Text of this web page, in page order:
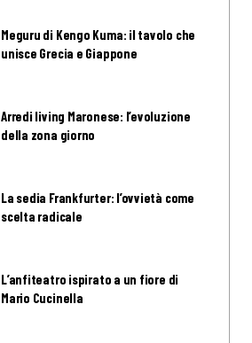
Meguru di Kengo Kuma: il tavolo che
unisce Grecia e Giappone
Arredi living Maronese: l’evoluzione
della zona giorno
La sedia Frankfurter: l’ovvietà come
scelta radicale
L’anfiteatro ispirato a un fiore di
Mario Cucinella